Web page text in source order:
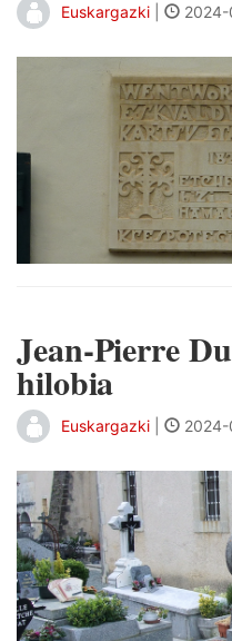
Euskargazki 2024-
Jean-Pierre
hilobia
Euskargazki 2024-